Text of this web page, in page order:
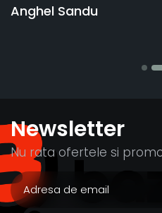
Anghel Sandu
Newsletter
Nu rata ofertele si